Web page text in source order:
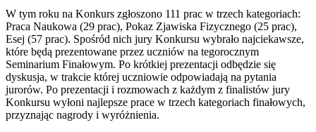
W tym roku na Konkurs zgłoszono 111 prac w trzech kategoriach:
Praca Naukowa (29 prac), Pokaz Zjawiska Fizycznego (25 prac),
Esej (57 prac). Spośród nich jury Konkursu wybrało najciekawsze,
które będą prezentowane przez uczniów na tegorocznym
Seminarium Finałowym. Po krótkiej prezentacji odbędzie się
dyskusja, w trakcie której uczniowie odpowiadają na pytania
jurorów. Po prezentacji i rozmowach z każdym z finalistów jury
Konkursu wyłoni najlepsze prace w trzech kategoriach finałowych,
przyznając nagrody i wyróżnienia.